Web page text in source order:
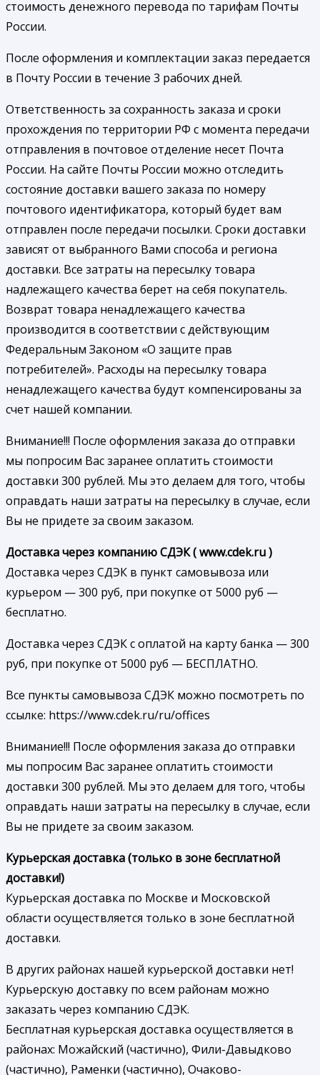
стоимость денежного перевода по тарифам Почты
России.
После оформления и комплектации заказ передается
в Почту России в течение 3 рабочих дней.
Ответственность за сохранность заказа и сроки
прохождения по территории РФ с момента передачи
отправления в почтовое отделение несет Почта
России. На сайте Почты России можно отследить
состояние доставки вашего заказа по номеру
почтового идентификатора, который будет вам
отправлен после передачи посылки. Сроки доставки
зависят от выбранного Вами способа и региона
доставки. Все затраты на пересылку товара
надлежащего качества берет на себя покупатель.
Возврат товара ненадлежащего качества
производится в соответствии с действующим
Федеральным Законом «О защите прав
потребителей». Расходы на пересылку товара
ненадлежащего качества будут компенсированы за
счет нашей компании.
Внимание!!! После оформления заказа до отправки
мы попросим Вас заранее оплатить стоимости
доставки 300 рублей. Мы это делаем для того, чтобы
оправдать наши затраты на пересылку в случае, если
Вы не придете за своим заказом.
Доставка через компанию СДЭК ( www.cdek.ru )
Доставка через СДЭК в пункт самовывоза или
курьером — 300 руб, при покупке от 5000 руб —
бесплатно.
Доставка через СДЭК с оплатой на карту банка — 300
руб, при покупке от 5000 руб — БЕСПЛАТНО.
Все пункты самовывоза СДЭК можно посмотреть по
ссылке: https://www.cdek.ru/ru/offices
Внимание!!! После оформления заказа до отправки
мы попросим Вас заранее оплатить стоимости
доставки 300 рублей. Мы это делаем для того, чтобы
оправдать наши затраты на пересылку в случае, если
Вы не придете за своим заказом.
Курьерская доставка (только в зоне бесплатной
доставки!)
Курьерская доставка по Москве и Московской
области осуществляется только в зоне бесплатной
доставки.
В других районах нашей курьерской доставки нет!
Курьерскую доставку по всем районам можно
заказать через компанию СДЭК.
Бесплатная курьерская доставка осуществляется в
районах: Можайский (частично), Фили-Давыдково
(частично), Раменки (частично), Очаково-